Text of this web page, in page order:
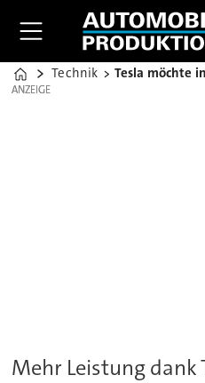
Home
Technik
ANZEIGE
ANZEIGE
Mehr Leistung dank